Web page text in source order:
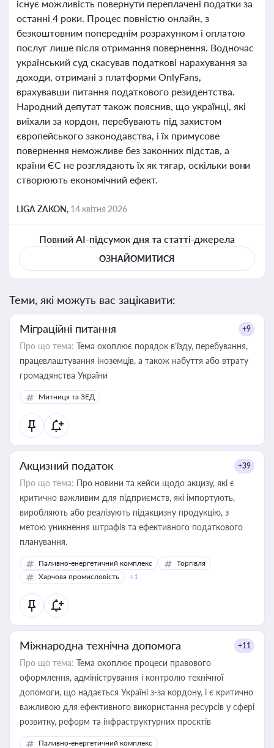
існує можливість повернути переплачені податки за
останні 4 роки. Процес повністю онлайн, з
безкоштовним попереднім розрахунком і оплатою
послуг лише після отримання повернення. Водночас
український суд скасував податкові нарахування за
доходи, отримані з платформи OnlyFans,
врахувавши питання податкового резидентства.
Народний депутат також пояснив, що українці, які
виїхали за кордон, перебувають під захистом
європейського законодавства, і їх примусове
повернення неможливе без законних підстав, а
країни ЄС не розглядають їх як тягар, оскільки вони
створюють економічний ефект.
LIGA ZAKON, 14 квітня 2026
Повний AI-підсумок дня та статті-джерела
ОЗНАЙОМИТИСЯ
Теми, які можуть вас зацікавити:
Міграційні питання +9
Про що тема: Тема охоплює порядок в’їзду, перебування,
працевлаштування іноземців, а також набуття або втрату
громадянства України
Митниця та ЗЕД
Акцизний податок +39
Про що тема: Про новини та кейси щодо акцизу, які є
критично важливим для підприємств, які імпортують,
виробляють або реалізують підакцизну продукцію, з
метою уникнення штрафів та ефективного податкового
планування.
Паливно-енергетичний комплекс
Торгівля
Харчова промисловість
+1
Міжнародна технічна допомога +11
Про що тема: Тема охоплює процеси правового
оформлення, адміністрування і контролю технічної
допомоги, що надається Україні з-за кордону, і є критично
важливою для ефективного використання ресурсів у сфері
розвитку, реформ та інфраструктурних проєктів
Паливно-енергетичний комплекс